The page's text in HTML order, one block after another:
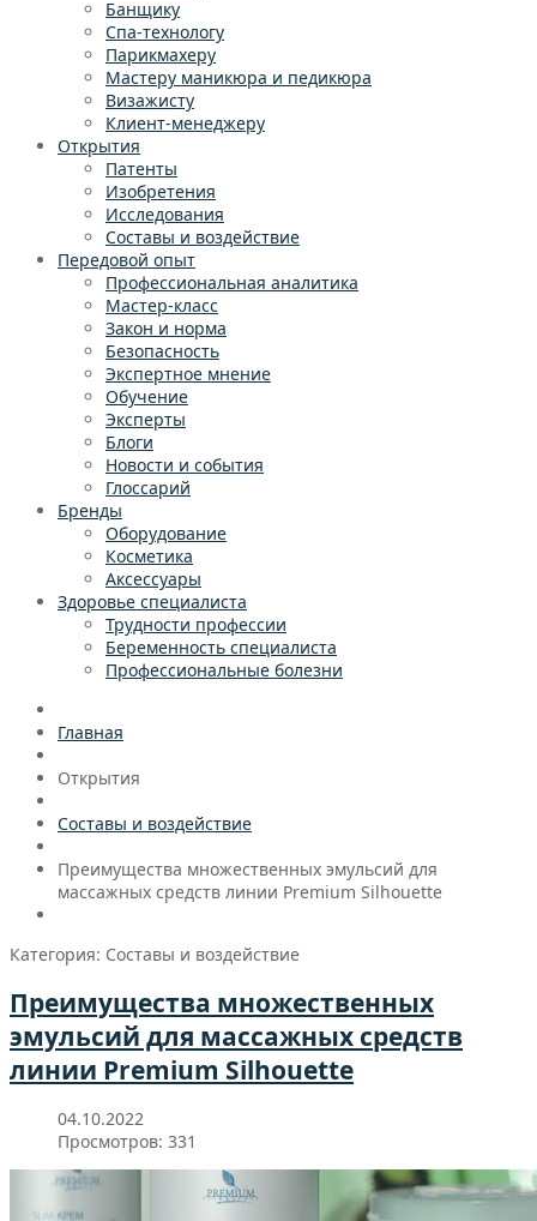
Банщику
Спа-технологу
Парикмахеру
Мастеру маникюра и педикюра
Визажисту
Клиент-менеджеру
Открытия
Патенты
Изобретения
Исследования
Составы и воздействие
Передовой опыт
Профессиональная аналитика
Мастер-класс
Закон и норма
Безопасность
Экспертное мнение
Обучение
Эксперты
Блоги
Новости и события
Глоссарий
Бренды
Оборудование
Косметика
Аксессуары
Здоровье специалиста
Трудности профессии
Беременность специалиста
Профессиональные болезни
Главная
Открытия
Составы и воздействие
Преимущества множественных эмульсий для
массажных средств линии Premium Silhouette
Категория: Составы и воздействие
Преимущества множественных
эмульсий для массажных средств
линии Premium Silhouette
04.10.2022
Просмотров: 331